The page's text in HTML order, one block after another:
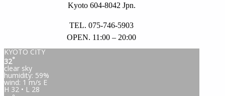
Kyoto 604-8042 Jpn.
TEL. 075-746-5903
OPEN. 11:00 – 20:00
KYOTO CITY
32°
clear sky
humidity: 59%
wind: 1 m/s E
H 32 • L 28